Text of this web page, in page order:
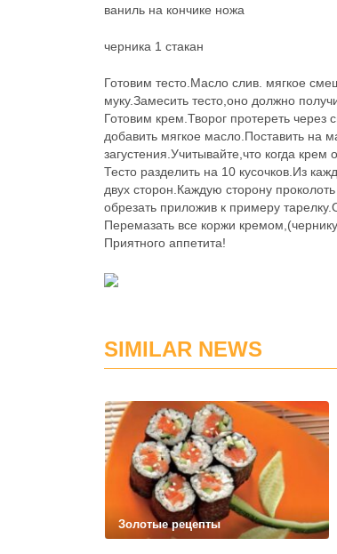
ваниль на кончике ножа
черника 1 стакан
Готовим тесто.Масло слив. мягкое
муку.Замесить тесто,оно должно
Готовим крем.Творог протереть
добавить мягкое масло.Поставить на
загустения.Учитывайте,что когда крем
Тесто разделить на 10 кусочков.Из
двух сторон.Каждую сторону
обрезать приложив к примеру
Перемазать все коржи
Приятного аппетита!
SIMILAR NEWS
Золотые рецепты